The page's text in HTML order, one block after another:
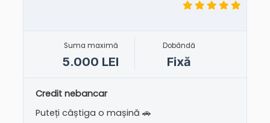
Suma maximă
5.000 LEI
Dobândă
Fixă
Credit nebancar
Puteți câștiga o mașină 🚗